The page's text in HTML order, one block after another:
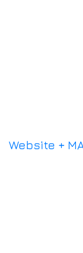
Website +